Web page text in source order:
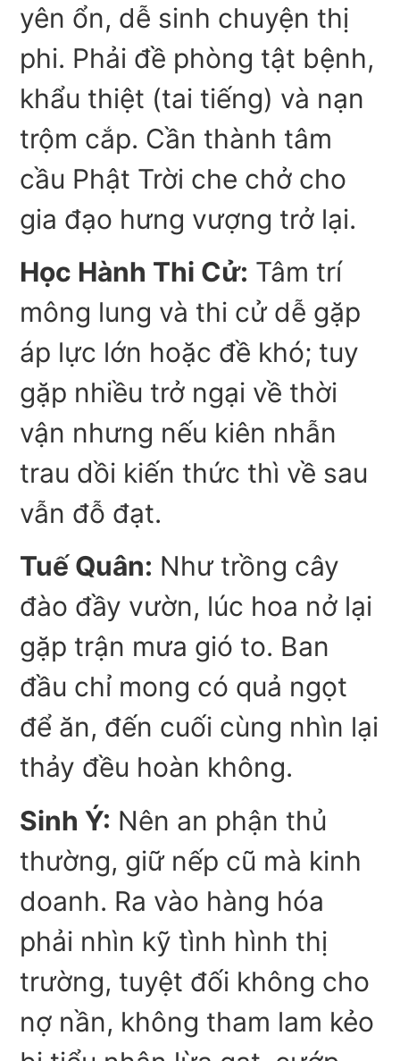
yên ổn, dễ sinh chuyện thị
phi. Phải đề phòng tật bệnh,
khẩu thiệt (tai tiếng) và nạn
trộm cắp. Cần thành tâm
cầu Phật Trời che chở cho
gia đạo hưng vượng trở lại.
Học Hành Thi Cử: Tâm trí
mông lung và thi cử dễ gặp
áp lực lớn hoặc đề khó; tuy
gặp nhiều trở ngại về thời
vận nhưng nếu kiên nhẫn
trau dồi kiến thức thì về sau
vẫn đỗ đạt.
Tuế Quân: Như trồng cây
đào đầy vườn, lúc hoa nở lại
gặp trận mưa gió to. Ban
đầu chỉ mong có quả ngọt
để ăn, đến cuối cùng nhìn lại
thảy đều hoàn không.
Sinh Ý: Nên an phận thủ
thường, giữ nếp cũ mà kinh
doanh. Ra vào hàng hóa
phải nhìn kỹ tình hình thị
trường, tuyệt đối không cho
nợ nần, không tham lam kẻo